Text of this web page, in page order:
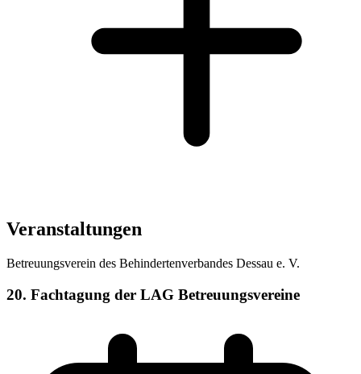
Veranstaltungen
Betreuungsverein des Behindertenverbandes Dessau e. V.
20. Fachtagung der LAG Betreuungsvereine